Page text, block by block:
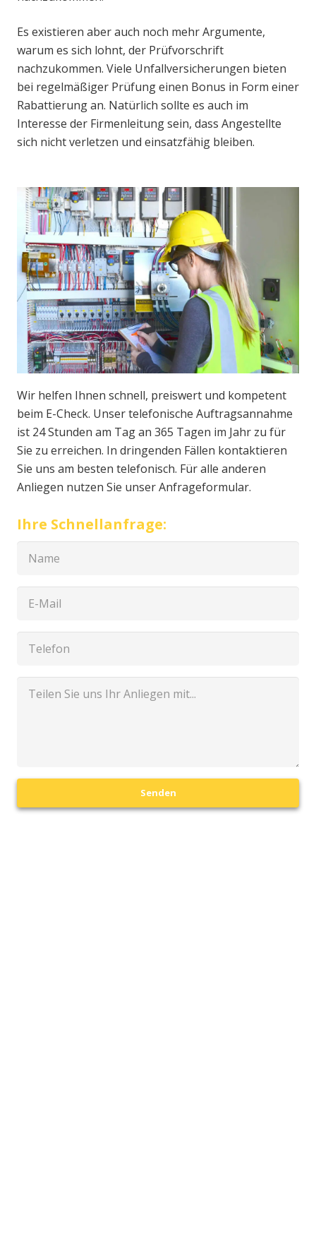
Es existieren aber auch noch mehr Argumente,
warum es sich lohnt, der Prüfvorschrift
nachzukommen. Viele Unfallversicherungen bieten
bei regelmäßiger Prüfung einen Bonus in Form einer
Rabattierung an. Natürlich sollte es auch im
Interesse der Firmenleitung sein, dass Angestellte
sich nicht verletzen und einsatzfähig bleiben.
Wir helfen Ihnen schnell, preiswert und kompetent
beim E-Check. Unser telefonische Auftragsannahme
ist 24 Stunden am Tag an 365 Tagen im Jahr zu für
Sie zu erreichen. In dringenden Fällen kontaktieren
Sie uns am besten telefonisch. Für alle anderen
Anliegen nutzen Sie unser Anfrageformular.
Ihre Schnellanfrage:
Senden